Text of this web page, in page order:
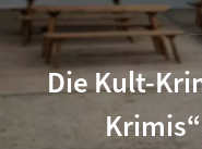
Die Kult-